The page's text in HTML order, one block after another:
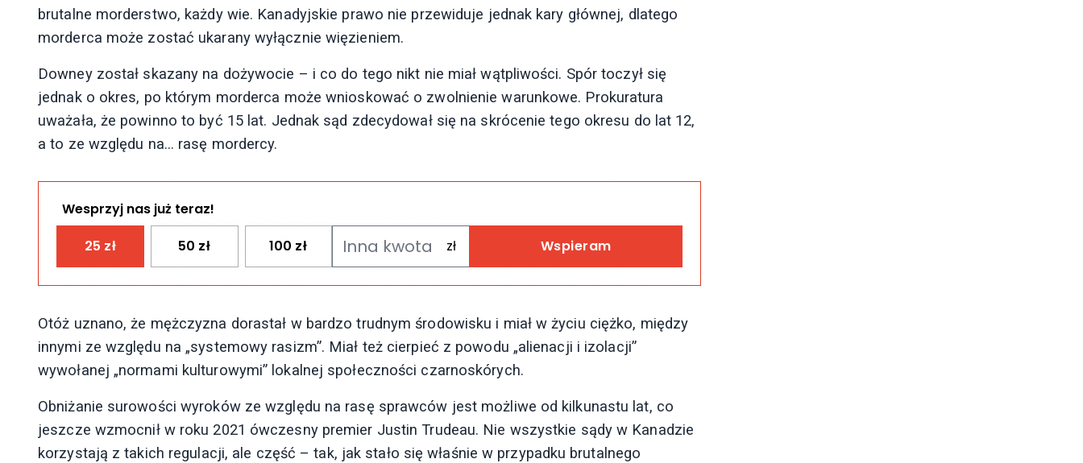
brutalne morderstwo, każdy wie. Kanadyjskie prawo nie przewiduje jednak kary głównej, dlatego
morderca może zostać ukarany wyłącznie więzieniem.
Downey został skazany na dożywocie – i co do tego nikt nie miał wątpliwości. Spór toczył się
jednak o okres, po którym morderca może wnioskować o zwolnienie warunkowe. Prokuratura
uważała, że powinno to być 15 lat. Jednak sąd zdecydował się na skrócenie tego okresu do lat 12,
a to ze względu na… rasę mordercy.
Wesprzyj nas już teraz!
25 zł 50 zł 100 zł Wspieram
Otóż uznano, że mężczyzna dorastał w bardzo trudnym środowisku i miał w życiu ciężko, między
innymi ze względu na „systemowy rasizm”. Miał też cierpieć z powodu „alienacji i izolacji”
wywołanej „normami kulturowymi” lokalnej społeczności czarnoskórych.
Obniżanie surowości wyroków ze względu na rasę sprawców jest możliwe od kilkunastu lat, co
jeszcze wzmocnił w roku 2021 ówczesny premier Justin Trudeau. Nie wszystkie sądy w Kanadzie
korzystają z takich regulacji, ale część – tak, jak stało się właśnie w przypadku brutalnego